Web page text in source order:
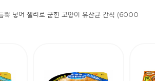
뿍 넣어 젤리로 굳힌 고양이 유산균 간식 (6000